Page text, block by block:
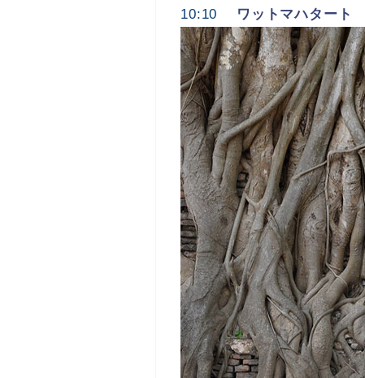
10:10
ワットマハタート